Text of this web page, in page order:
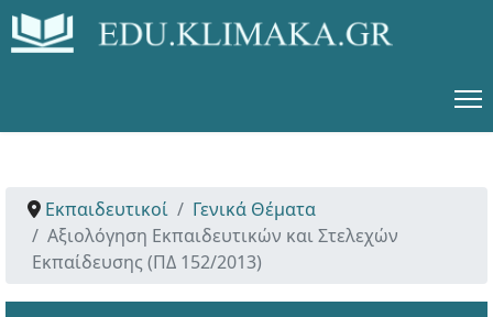
Εκπαιδευτικοί
Γενικά Θέματα
Αξιολόγηση Εκπαιδευτικών και Στελεχών
Εκπαίδευσης (ΠΔ 152/2013)